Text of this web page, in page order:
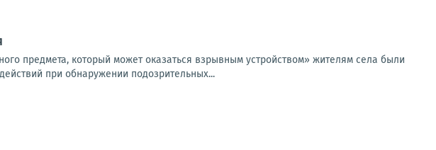
предмета, который может оказаться взрывным устройством» жителям села были
при обнаружении подозрительных...